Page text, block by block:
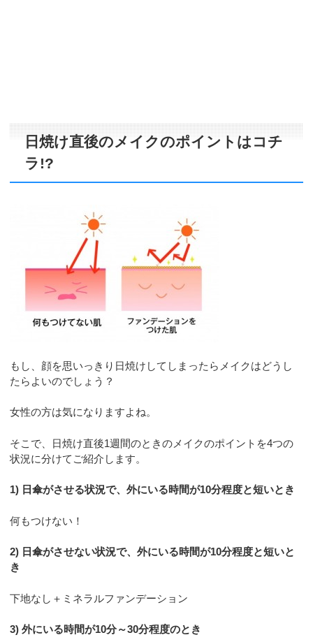
日焼け直後のメイクのポイントはコチ
ラ!?
もし、顔を思いっきり日焼けしてしまったらメイクはどうし
たらよいのでしょう？
女性の方は気になりますよね。
そこで、日焼け直後1週間のときのメイクのポイントを4つの
状況に分けてご紹介します。
1) 日傘がさせる状況で、外にいる時間が10分程度と短いとき
何もつけない！
2) 日傘がさせない状況で、外にいる時間が10分程度と短いと
き
下地なし＋ミネラルファンデーション
3) 外にいる時間が10分～30分程度のとき